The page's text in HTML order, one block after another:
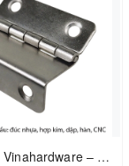
Bản lề lá U Vinahardware – 1260.3.11009